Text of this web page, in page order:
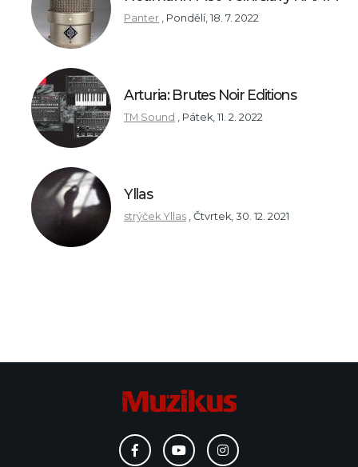
Panter Pondělí, 18. 7. 2022
Arturia: Brutes Noir Editions
TM Sound Pátek, 11. 2. 2022
Yllas
strýček Yllas Čtvrtek, 30. 12. 2021